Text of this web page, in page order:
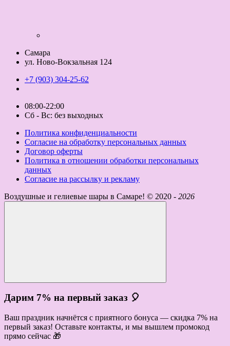
Самара
ул. Ново-Вокзальная 124
+7 (903) 304-25-62
08:00-22:00
Сб - Вс: без выходных
Политика конфиденциальности
Согласие на обработку персональных данных
Договор оферты
Политика в отношении обработки персональных
данных
Согласие на рассылку и рекламу
Воздушные и гелиевые шары в Самаре! © 2020 - 2026
Дарим 7% на первый заказ 🎈
Ваш праздник начнётся с приятного бонуса — скидка 7% на
первый заказ! Оставьте контакты, и мы вышлем промокод
прямо сейчас 🎁